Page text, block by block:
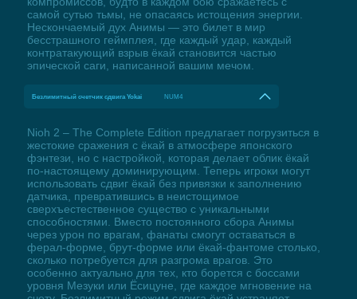
самой сутью тьмы, не опасаясь истощения энергии.
Нескончаемый дух Анимы — это билет в мир
бесстрашного геймплея, где каждый удар, каждый
контратакующий взрыв ёкай становится частью
эпической саги, написанной вашим мечом.
Безлимитный счетчик сдвига Yokai NUM4
Nioh 2 – The Complete Edition предлагает погрузиться в
жестокие сражения с ёкай в атмосфере японского
фэнтези, но с настройкой, которая делает облик ёкай
по-настоящему доминирующим. Теперь игроки могут
использовать сдвиг ёкай без привязки к заполнению
датчика, превратившись в неистощимое
сверхъестественное существо с уникальными
способностями. Вместо постоянного сбора Анимы
через урон по врагам, фанаты смогут оставаться в
ферал-форме, брут-форме или ёкай-фантоме столько,
сколько потребуется для разгрома врагов. Это
особенно актуально для тех, кто борется с боссами
уровня Мезуки или Ёсицуне, где каждое мгновение на